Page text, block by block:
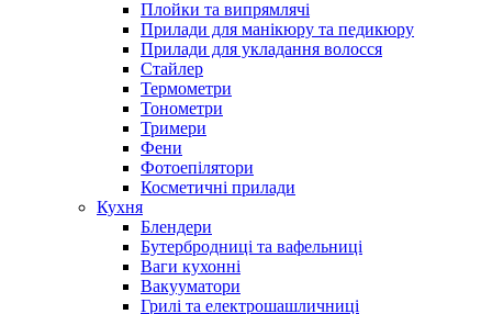
Плойки та випрямлячі
Прилади для манікюру та педикюру
Прилади для укладання волосся
Стайлер
Термометри
Тонометри
Тримери
Фени
Фотоепілятори
Косметичні прилади
Кухня
Блендери
Бутербродниці та вафельниці
Ваги кухонні
Вакууматори
Грилі та електрошашличниці